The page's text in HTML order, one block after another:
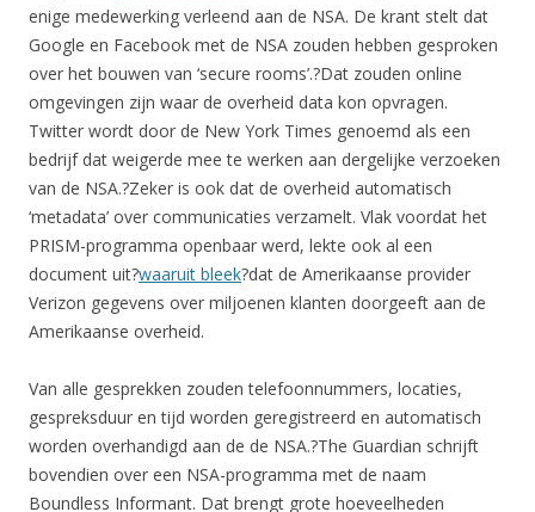
enige medewerking verleend aan de NSA. De krant stelt dat
Google en Facebook met de NSA zouden hebben gesproken
over het bouwen van ‘secure rooms’.?Dat zouden online
omgevingen zijn waar de overheid data kon opvragen.
Twitter wordt door de New York Times genoemd als een
bedrijf dat weigerde mee te werken aan dergelijke verzoeken
van de NSA.?Zeker is ook dat de overheid automatisch
‘metadata’ over communicaties verzamelt. Vlak voordat het
PRISM-programma openbaar werd, lekte ook al een
document uit?waaruit bleek?dat de Amerikaanse provider
Verizon gegevens over miljoenen klanten doorgeeft aan de
Amerikaanse overheid.
Van alle gesprekken zouden telefoonnummers, locaties,
gespreksduur en tijd worden geregistreerd en automatisch
worden overhandigd aan de de NSA.?The Guardian schrijft
bovendien over een NSA-programma met de naam
Boundless Informant. Dat brengt grote hoeveelheden